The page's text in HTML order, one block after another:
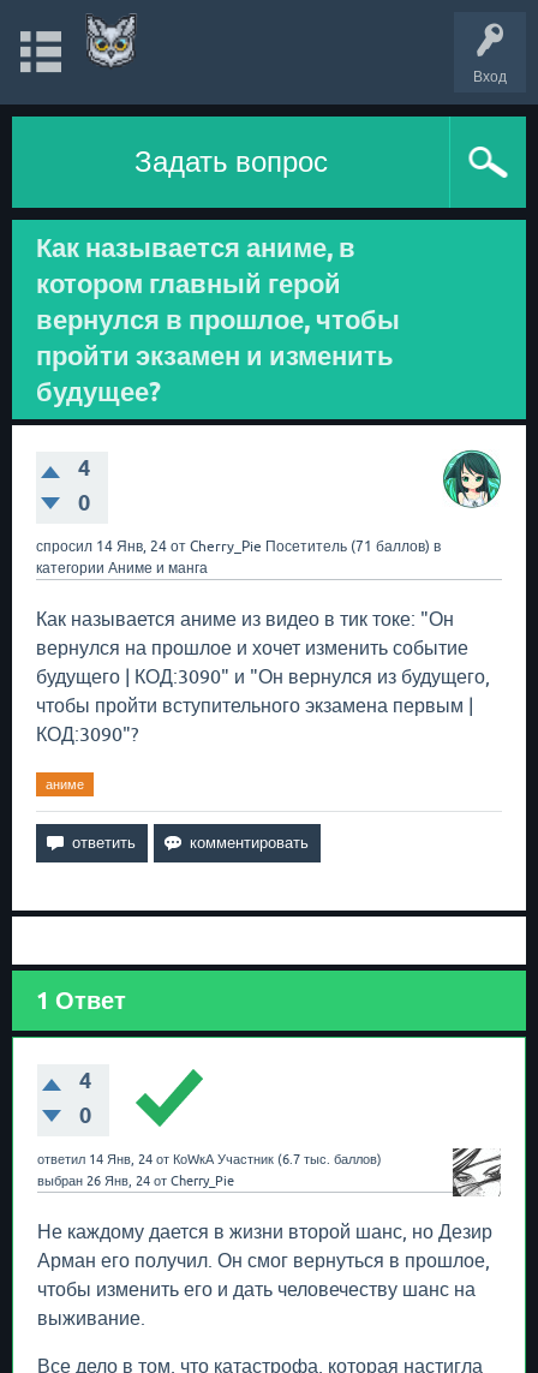
Вход
Задать вопрос
Как называется аниме, в
котором главный герой
вернулся в прошлое, чтобы
пройти экзамен и изменить
будущее?
4
0
спросил 14 Янв, 24 от Cherry_Pie Посетитель (71 баллов) в
категории Аниме и манга
Как называется аниме из видео в тик токе: "Он
вернулся на прошлое и хочет изменить событие
будущего | КОД:3090" и "Он вернулся из будущего,
чтобы пройти вступительного экзамена первым |
КОД:3090"?
аниме
1 Ответ
4
0
ответил 14 Янв, 24 от КоWкА Участник (6.7 тыс. баллов)
выбран 26 Янв, 24 от Cherry_Pie
Не каждому дается в жизни второй шанс, но Дезир
Арман его получил. Он смог вернуться в прошлое,
чтобы изменить его и дать человечеству шанс на
выживание.
Все дело в том, что катастрофа, которая настигла